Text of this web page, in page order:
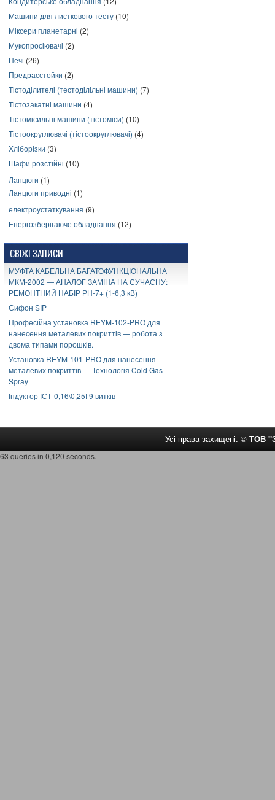
Машини для листкового тесту (10)
Міксери планетарні (2)
Мукопросіювачі (2)
Печі (26)
Предрасстойки (2)
Тістоділителі (тестоділільні машини) (7)
Тістозакатні машини (4)
Тістомісильні машини (тістоміси) (10)
Тістоокруглювачі (тістоокруглювачі) (4)
Хліборізки (3)
Шафи розстійні (10)
Ланцюги (1)
Ланцюги приводні (1)
електроустаткування (9)
Енергозберігаюче обладнання (12)
СВІЖІ ЗАПИСИ
МУФТА КАБЕЛЬНА БАГАТОФУНКЦІОНАЛЬНА
МКМ-2002 — АНАЛОГ ЗАМІНА НА СУЧАСНУ:
РЕМОНТНИЙ НАБІР РН-7+ (1-6,3 кВ)
Сифон SIP
Професійна установка REYM-102-PRO для
нанесення металевих покриттів — робота з
двома типами порошків.
Установка REYM-101-PRO для нанесення
металевих покриттів — Технологія Cold Gas
Spray
Індуктор ІСТ-0,16\0,25І 9 витків
Усі права захищені. © ТОВ
63 queries in 0,120 seconds.